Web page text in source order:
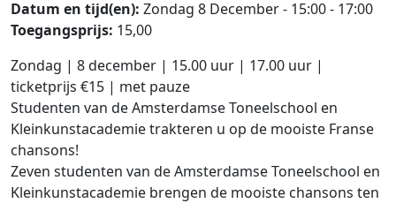
Datum en tijd(en): Zondag 8 December - 15:00 - 17:00
Toegangsprijs: 15,00
Zondag | 8 december | 15.00 uur | 17.00 uur |
ticketprijs €15 | met pauze
Studenten van de Amsterdamse Toneelschool en
Kleinkunstacademie trakteren u op de mooiste Franse
chansons!
Zeven studenten van de Amsterdamse Toneelschool en
Kleinkunstacademie brengen de mooiste chansons ten